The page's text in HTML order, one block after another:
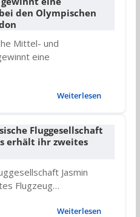
den Olympischen
Mittel- und
eine
Weiterlesen
Fluggesellschaft
erhält ihr zweites
Jasmin
Flugzeug…
Weiterlesen